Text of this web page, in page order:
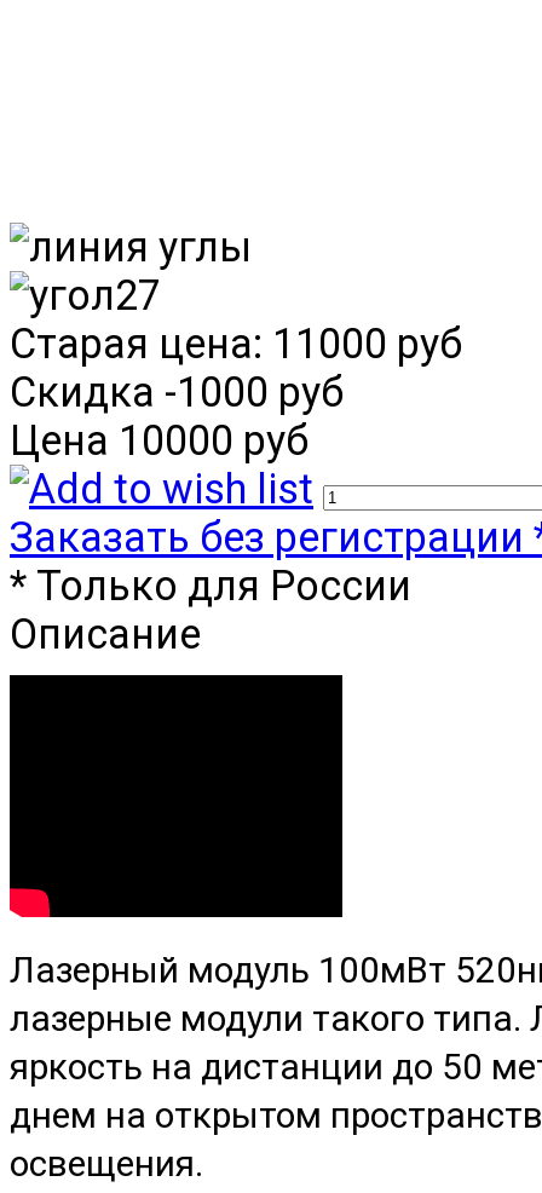
Старая цена: 11000 руб
Скидка -1000 руб
Цена 10000 руб
Заказать без регистрации
* Только для России
Описание
Лазерный модуль 100мВт
лазерные модули такого
яркость на дистанции до 50
днем на открытом
освещения.